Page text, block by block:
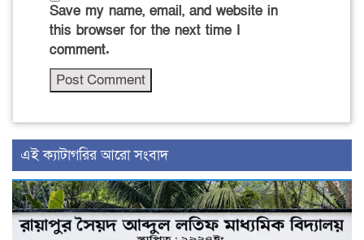
Save my name, email, and website in
this browser for the next time I
comment.
‍এই ক্যাটাগরির ‍আরো সংবাদ